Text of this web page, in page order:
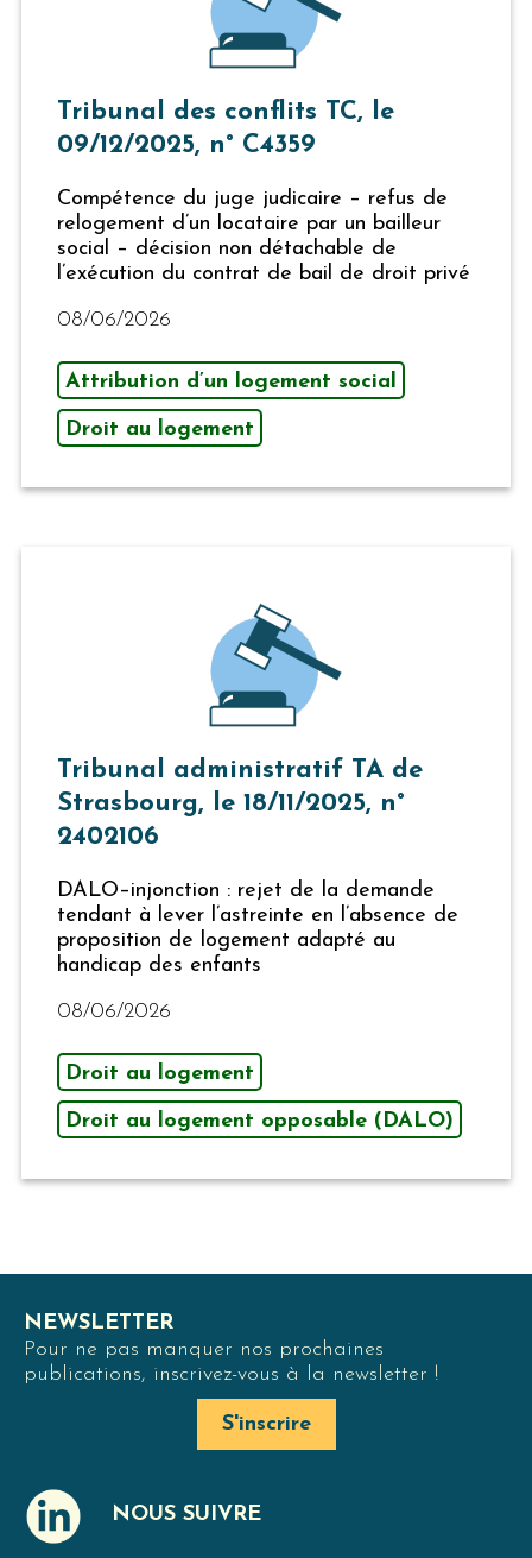
Tribunal des conflits TC, le
09/12/2025, n° C4359
Compétence du juge judicaire – refus de
relogement d’un locataire par un bailleur
social – décision non détachable de
l’exécution du contrat de bail de droit privé
08/06/2026
Attribution d’un logement social
Droit au logement
Tribunal administratif TA de
Strasbourg, le 18/11/2025, n°
2402106
DALO–injonction : rejet de la demande
tendant à lever l’astreinte en l’absence de
proposition de logement adapté au
handicap des enfants
08/06/2026
Droit au logement
Droit au logement opposable (DALO)
NEWSLETTER
Pour ne pas manquer nos prochaines
publications, inscrivez-vous à la newsletter !
S'inscrire
NOUS SUIVRE